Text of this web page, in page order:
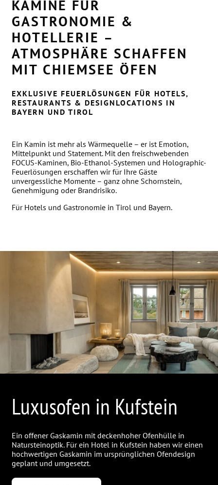
KAMINE FÜR
GASTRONOMIE &
HOTELLERIE –
ATMOSPHÄRE SCHAFFEN
MIT CHIEMSEE ÖFEN
EXKLUSIVE FEUERLÖSUNGEN FÜR HOTELS,
RESTAURANTS & DESIGNLOCATIONS IN
BAYERN UND TIROL
Ein Kamin ist mehr als Wärmequelle – er ist Emotion,
Mittelpunkt und Statement. Mit den freischwebenden
FOCUS-Kaminen, Bio-Ethanol-Systemen und Holographic-
Feuerlösungen erschaffen wir für Ihre Gäste
unvergessliche Momente – ganz ohne Schornstein,
Genehmigung oder Brandrisiko.
Für Hotels und Gastronomie in Tirol und Bayern.
Luxusofen in Kufstein
Ein offener Gaskamin mit deckenhoher Ofenhülle in
Natursteinoptik. Für ein Hotel in Kufstein haben wir einen
hochwertigen Gaskamin im ursprünglichen Ofendesign
geplant und umgesetzt.